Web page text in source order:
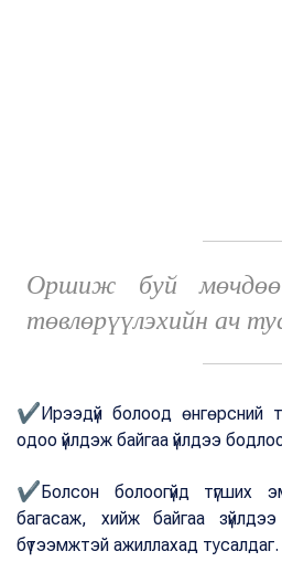
Оршиж буй мөчдөө
төвлөрүүлэхийн ач
✔ Ирээдүй болоод өнгөрсний
одоо үйлдэж байгаа үйлдээ
✔ Болсон болоогүйд түгших
багасаж, хийж байгаа
бүтээмжтэй ажиллахад тусалдаг.